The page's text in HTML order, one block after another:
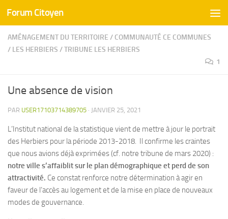
Skip to content
Forum Citoyen
AMÉNAGEMENT DU TERRITOIRE / COMMUNAUTÉ CE COMMUNES
/ LES HERBIERS /TRIBUNE LES HERBIERS
1
Une absence de vision
PAR USER17103714389705 · JANVIER 25, 2021
L’Institut national de la statistique vient de mettre à jour le portrait
des Herbiers pour la période 2013-2018. Il confirme les craintes
que nous avions déjà exprimées (cf. notre tribune de mars 2020) :
notre ville s’affaiblit sur le plan démographique et perd de son
attractivité. Ce constat renforce notre détermination à agir en
faveur de l’accès au logement et de la mise en place de nouveaux
modes de gouvernance.